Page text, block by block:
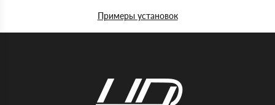
Примеры установок